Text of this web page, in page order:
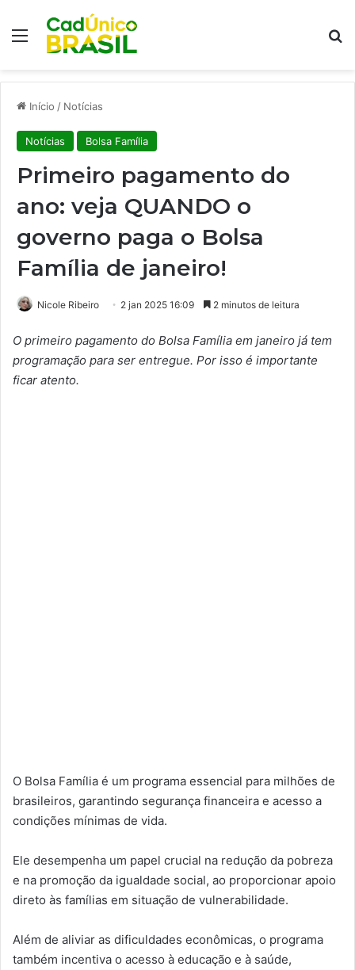
Menu
Início / Notícias
Notícias Bolsa Família
Primeiro pagamento do
ano: veja QUANDO o
governo paga o Bolsa
Família de janeiro!
Nicole Ribeiro 2 jan 2025 16:09 2 minutos de leitura
O primeiro pagamento do Bolsa Família em janeiro já tem
programação para ser entregue. Por isso é importante
ficar atento.
O Bolsa Família é um programa essencial para milhões de
brasileiros, garantindo segurança financeira e acesso a
condições mínimas de vida.
Ele desempenha um papel crucial na redução da pobreza
e na promoção da igualdade social, ao proporcionar apoio
direto às famílias em situação de vulnerabilidade.
Além de aliviar as dificuldades econômicas, o programa
também incentiva o acesso à educação e à saúde,